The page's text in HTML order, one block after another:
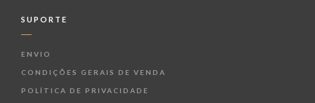
SUPORTE
ENVIO
CONDIÇÕES GERAIS DE VENDA
POLÍTICA DE PRIVACIDADE